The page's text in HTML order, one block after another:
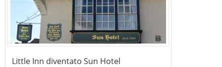
Little Inn diventato Sun Hotel